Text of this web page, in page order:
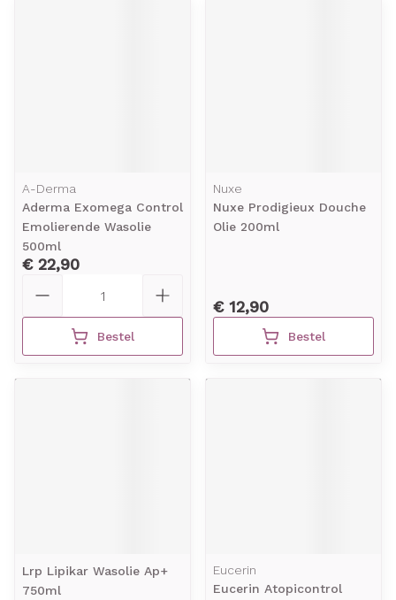
A-Derma
Aderma Exomega Control
Emolierende Wasolie
500ml
€ 22,90
Bestel
Nuxe
Nuxe Prodigieux Douche
Olie 200ml
€ 12,90
Bestel
Lrp Lipikar Wasolie Ap+
750ml
Eucerin
Eucerin Atopicontrol